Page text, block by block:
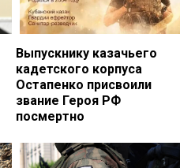
Выпускнику казачьего
кадетского корпуса
Остапенко присвоили
звание Героя РФ
посмертно